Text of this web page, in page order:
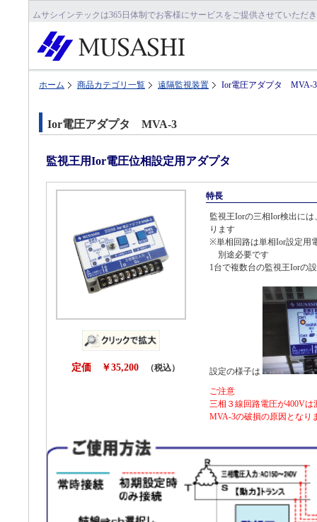
ムサシインテックは365日体制でお客様にサービスをご提供させていただ
ホーム 商品カテゴリ一覧 遠隔監視装置 Ior電圧アダプタ MVA-3
Ior電圧アダプタ MVA-3
監視王用Ior電圧位相設定用アダプタ
定価 ￥35,200 （税込）
特長
監視王Iorの三相Ior検出に
ります
※単相回路は単相Ior設定用
別途必要です
1台で複数台の監視王Iorの
設定の様子は
ご注意
三相３線回路電圧が400V
MVA-3の破損の原因となり